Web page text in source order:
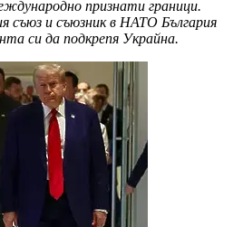
признати граници.
съюз и съюзник в НАТО България
си да подкрепя Украйна.